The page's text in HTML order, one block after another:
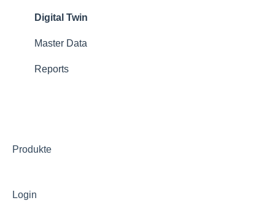
Digital Twin
Master Data
Reports
Produkte
Login